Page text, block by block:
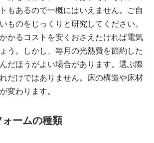
もあるので一概にはいえません。ご自
ものをじっくりと研究してください。
かるコストを安くおさえたければ電気
う。しかし、毎月の光熱費を節約した
だほうがよい場合があります。選ぶ際
だけではありません。床の構造や床材
変わります。
ームの種類